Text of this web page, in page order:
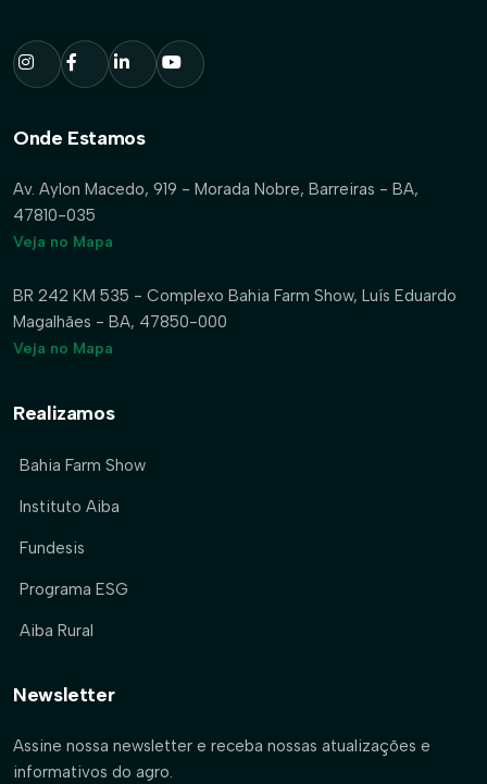
Onde Estamos
Av. Aylon Macedo, 919 - Morada Nobre, Barreiras - BA,
47810-035
Veja no Mapa
BR 242 KM 535 - Complexo Bahia Farm Show, Luís Eduardo
Magalhães - BA, 47850-000
Veja no Mapa
Realizamos
Bahia Farm Show
Instituto Aiba
Fundesis
Programa ESG
Aiba Rural
Newsletter
Assine nossa newsletter e receba nossas atualizações e
informativos do agro.